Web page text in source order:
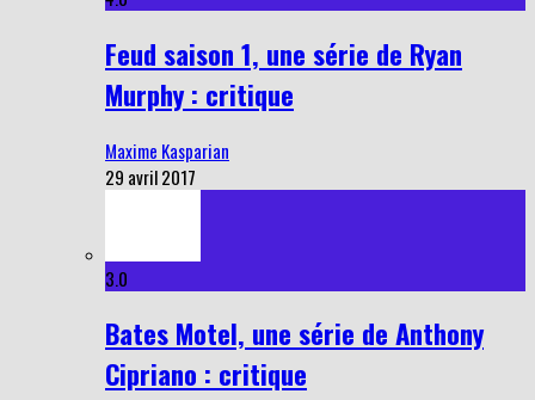
Feud saison 1, une série de Ryan
Murphy : critique
Maxime Kasparian
29 avril 2017
3.0
Bates Motel, une série de Anthony
Cipriano : critique